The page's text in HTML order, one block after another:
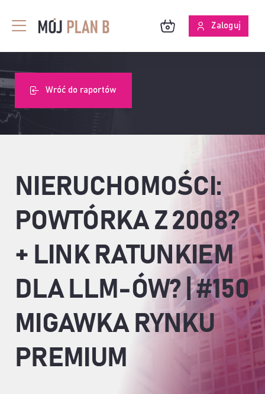
zawartości
Toggle
Navigation
SKUTECZNOŚĆ ANALIZ
Zaloguj
Wróć do raportów
NIERUCHOMOŚCI:
POWTÓRKA Z 2008?
+ LINK RATUNKIEM
DLA LLM-ÓW? | #150
MIGAWKA RYNKU
PREMIUM